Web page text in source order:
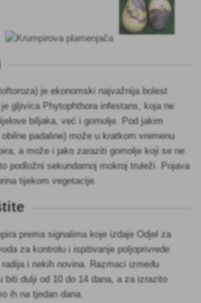
je ekonomski najvažnija bolest
gljivica Phytophthora infestans, koja ne
biljaka, već i gomolje. Pod jakim
padaline) može u kratkom vremenu
a može i jako zaraziti gomolje koji se ne
podložni sekundarnoj mokroj truleži. Pojava
tijekom vegetacije.
prema signalima koje izdaje Odjel za
za kontrolu i ispitivanje poljoprivrede
i nekih novina. Razmaci između
biti dulji od 10 do 14 dana, a za izrazito
ih na tjedan dana.